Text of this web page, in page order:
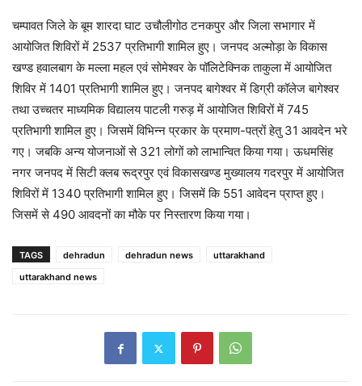
चम्पावत जिले के बूम शारदा घाट उचौलीगोठ टनकपुर और जिला सभागार में
आयोजित शिविरों में 2537 प्रतिभागी शामिल हुए। जनपद अल्मोड़ा के विकास
खण्ड हवालबाग के मल्ला महल एवं सोमेश्वर के पॉलिटेक्निक ताकुला में आयोजित
शिविर में 1401 प्रतिभागी शामिल हुए। जनपद बागेश्वर में डिग्री कॉलेज बागेश्वर
तथा उच्चतर माध्यमिक विद्यालय पाटली गरुड़ में आयोजित शिविरों में 745
प्रतिभागी शामिल हुए। जिसमें विभिन्न प्रकार के प्रमाण-पत्रों हेतु 31 आवदेन भरे
गए। जबकि अन्य योजनाओं से 321 लोगों को लाभान्वित किया गया। ऊधमसिंह
नगर जनपद में सिटी क्लब रूद्रपुर एवं विकासखण्ड मुख्यालय गदरपुर में आयोजित
शिविरों में 1340 प्रतिभागी शामिल हुए। जिसमें कि 551 आवेदन प्राप्त हुए।
जिसमें से 490 आवदनों का मौके पर निस्तारण किया गया।
TAGS dehradun dehradun news
uttarakhand
uttarakhand news